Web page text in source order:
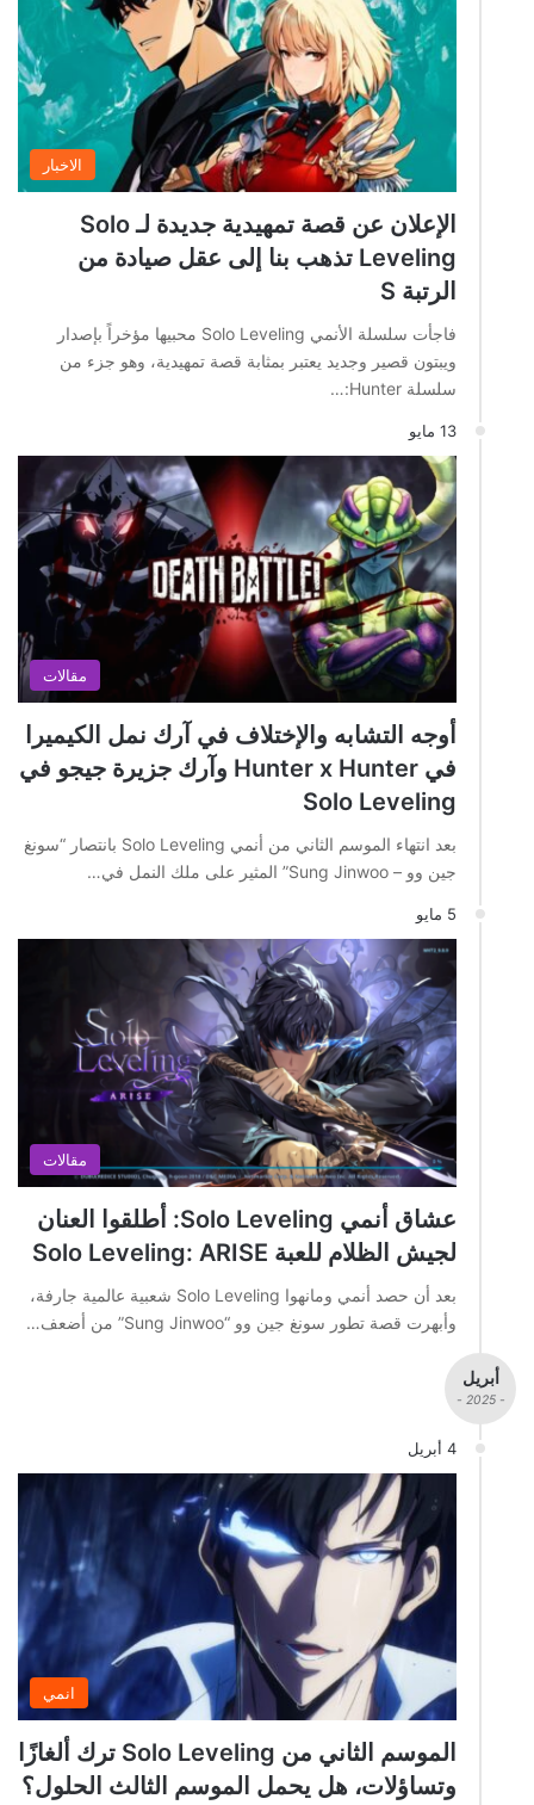
الاخبار
الإعلان عن قصة تمهيدية جديدة لـ Solo
Leveling تذهب بنا إلى عقل صيادة من
الرتبة S
فاجأت سلسلة الأنمي Solo Leveling محبيها مؤخراً بإصدار
ويبتون قصير وجديد يعتبر بمثابة قصة تمهيدية، وهو جزء من
سلسلة Hunter:…
13 مايو
مقالات
أوجه التشابه والإختلاف في آرك نمل الكيميرا
في Hunter x Hunter وآرك جزيرة جيجو في
Solo Leveling
بعد انتهاء الموسم الثاني من أنمي Solo Leveling بانتصار “سونغ
جين وو – Sung Jinwoo” المثير على ملك النمل في…
5 مايو
مقالات
عشاق أنمي Solo Leveling: أطلقوا العنان
لجيش الظلام للعبة Solo Leveling: ARISE
بعد أن حصد أنمي ومانهوا Solo Leveling شعبية عالمية جارفة،
وأبهرت قصة تطور سونغ جين وو “Sung Jinwoo” من أضعف…
أبريل
- 2025 -
4 أبريل
انمي
الموسم الثاني من Solo Leveling ترك ألغازًا
وتساؤلات، هل يحمل الموسم الثالث الحلول؟